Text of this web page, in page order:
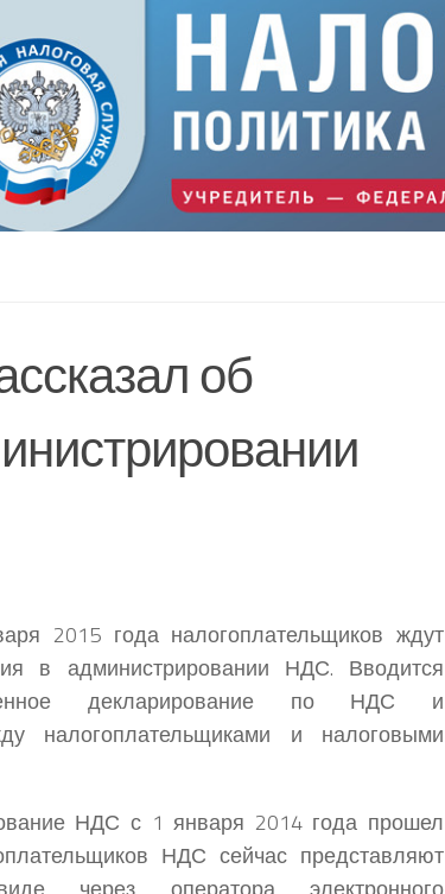
об
2015 года налогоплательщиков ждут
в администрировании НДС. Вводится
декларирование по НДС и
налогоплательщиками и налоговыми
НДС с 1 января 2014 года прошел
НДС сейчас представляют